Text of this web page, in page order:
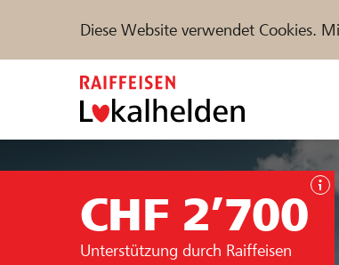
Diese Website verwendet Cookies.
Hilfe & Support
Projekte und Organisationen finden
CHF 2’700
Unterstützung durch Raiffeisen